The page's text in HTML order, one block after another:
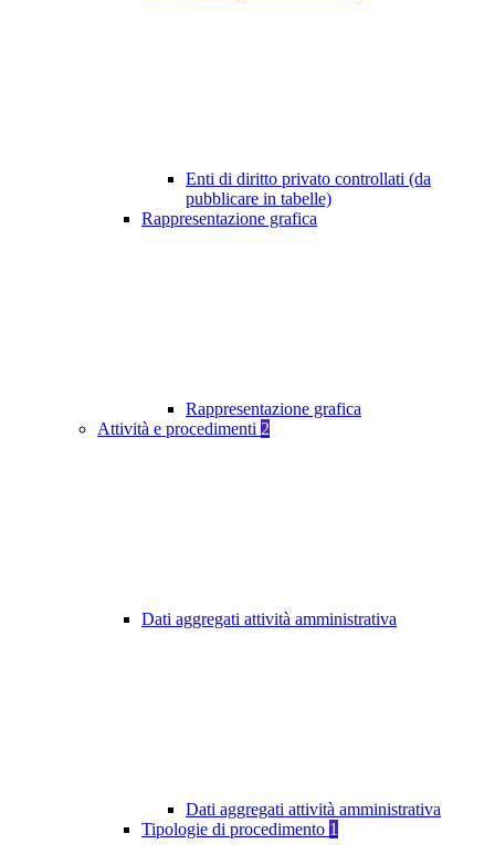
Enti di diritto privato controllati (da
pubblicare in tabelle)
Rappresentazione grafica
Rappresentazione grafica
Attività e procedimenti 2
Dati aggregati attività amministrativa
Dati aggregati attività amministrativa
Tipologie di procedimento 1